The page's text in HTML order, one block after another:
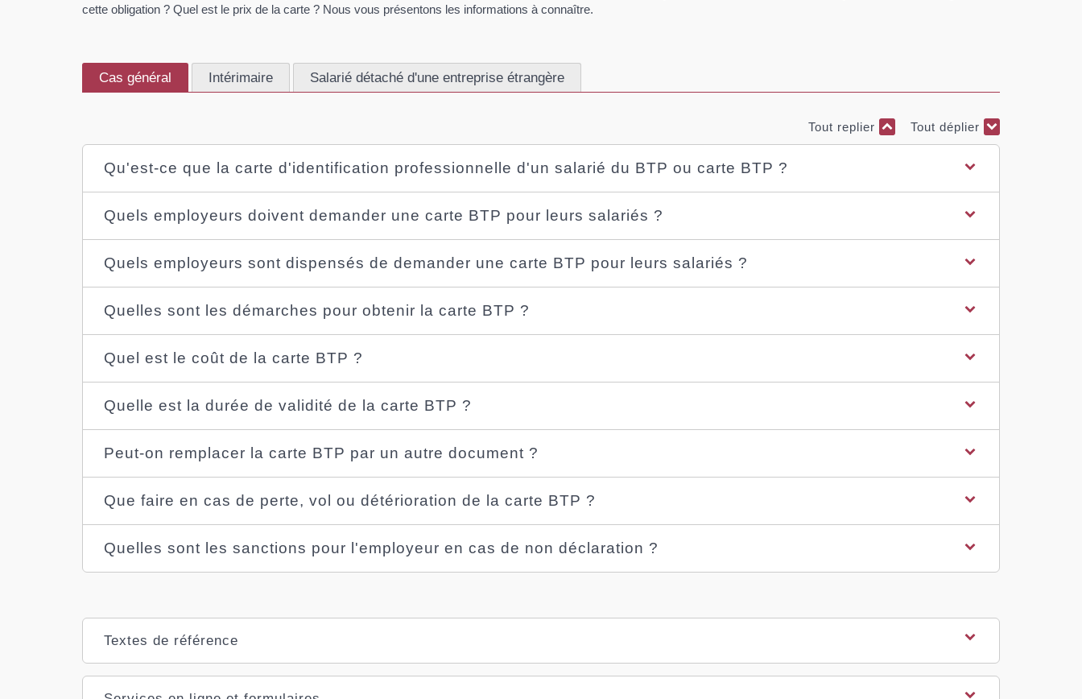
cette obligation ? Quel est le prix de la carte ? Nous vous présentons les informations à connaître.
Cas général Intérimaire Salarié détaché d'une entreprise étrangère
Tout replier Tout déplier
Qu'est-ce que la carte d'identification professionnelle d'un salarié du BTP ou carte BTP ?
Quels employeurs doivent demander une carte BTP pour leurs salariés ?
Quels employeurs sont dispensés de demander une carte BTP pour leurs salariés ?
Quelles sont les démarches pour obtenir la carte BTP ?
Quel est le coût de la carte BTP ?
Quelle est la durée de validité de la carte BTP ?
Peut-on remplacer la carte BTP par un autre document ?
Que faire en cas de perte, vol ou détérioration de la carte BTP ?
Quelles sont les sanctions pour l'employeur en cas de non déclaration ?
Textes de référence